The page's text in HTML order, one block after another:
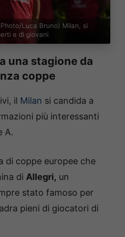
Luca Bruno) Milan, si
e di giovani
una stagione da
coppe
il Milan si candida a
più interessanti
A.
di coppe europee che
di Allegri, un
stato famoso per
pieni di giocatori di